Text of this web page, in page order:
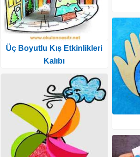
Üç Boyutlu Kış Etkinlikleri
Kalıbı